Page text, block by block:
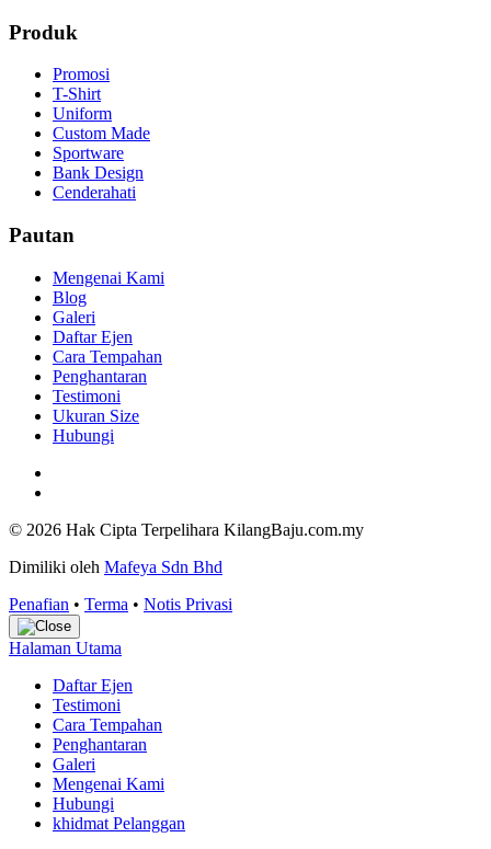
Produk
Promosi
T-Shirt
Uniform
Custom Made
Sportware
Bank Design
Cenderahati
Pautan
Mengenai Kami
Blog
Galeri
Daftar Ejen
Cara Tempahan
Penghantaran
Testimoni
Ukuran Size
Hubungi
© 2026 Hak Cipta Terpelihara KilangBaju.com.my
Dimiliki oleh Mafeya Sdn Bhd
Penafian • Terma • Notis Privasi
Halaman Utama
Daftar Ejen
Testimoni
Cara Tempahan
Penghantaran
Galeri
Mengenai Kami
Hubungi
khidmat Pelanggan